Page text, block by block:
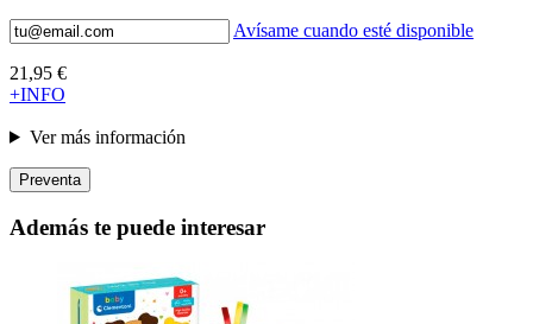
Avísame cuando esté disponible
21,95 €
+INFO
Ver más información
Preventa
Además te puede interesar